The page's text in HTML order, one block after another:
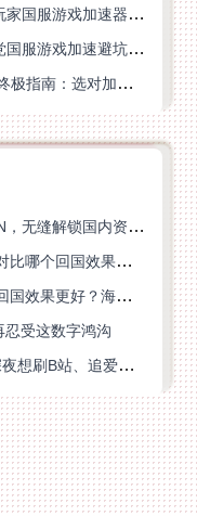
英国怎么玩巅峰战舰不卡顿？海外玩家国服游戏加速器终极指南
印尼的人怎么玩战双帕弥什？海外党国服游戏加速避坑指南
在美国玩天涯明月刀总卡顿？2026终极指南：选对加速器让你丝滑连招
海外党必看：如何选对回国翻墙VPN，无缝解锁国内资源？
ChickCN VPN好用吗？和海牛VPN对比哪个回国效果更好？
ChickCN VPN和当归VPN对比哪个回国效果更好？海外党亲测后选了它
受这数字鸿沟
Quickback和巨鲸好用吗？在海外深夜想刷B站、追爱奇艺的你，或许正需要这份答案